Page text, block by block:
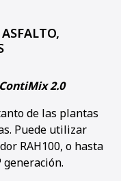
2.0
de las plantas
Puede utilizar
RAH100, o hasta
generación.